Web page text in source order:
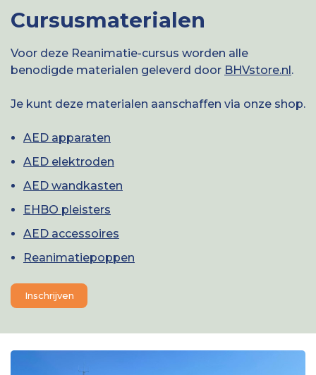
Cursusmaterialen
Voor deze Reanimatie-cursus worden alle
benodigde materialen geleverd door BHVstore.nl.
Je kunt deze materialen aanschaffen via onze shop.
AED apparaten
AED elektroden
AED wandkasten
EHBO pleisters
AED accessoires
Reanimatiepoppen
Inschrijven